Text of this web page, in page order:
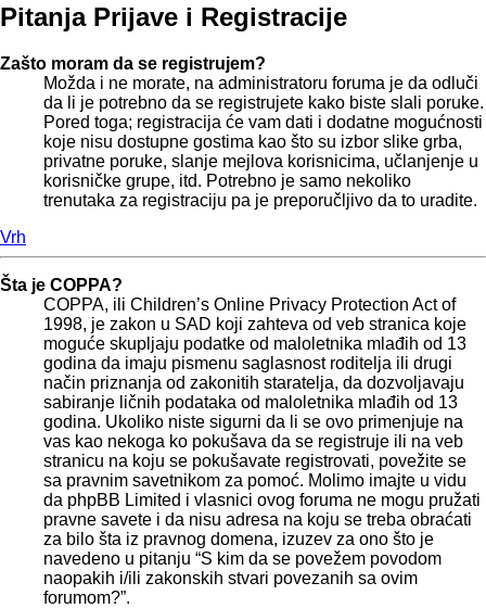
Pitanja Prijave i Registracije
Zašto moram da se registrujem?
Možda i ne morate, na administratoru foruma je da odluči
da li je potrebno da se registrujete kako biste slali poruke.
Pored toga; registracija će vam dati i dodatne mogućnosti
koje nisu dostupne gostima kao što su izbor slike grba,
privatne poruke, slanje mejlova korisnicima, učlanjenje u
korisničke grupe, itd. Potrebno je samo nekoliko
trenutaka za registraciju pa je preporučljivo da to uradite.
Vrh
Šta je COPPA?
COPPA, ili Children’s Online Privacy Protection Act of
1998, je zakon u SAD koji zahteva od veb stranica koje
moguće skupljaju podatke od maloletnika mlađih od 13
godina da imaju pismenu saglasnost roditelja ili drugi
način priznanja od zakonitih staratelja, da dozvoljavaju
sabiranje ličnih podataka od maloletnika mlađih od 13
godina. Ukoliko niste sigurni da li se ovo primenjuje na
vas kao nekoga ko pokušava da se registruje ili na veb
stranicu na koju se pokušavate registrovati, povežite se
sa pravnim savetnikom za pomoć. Molimo imajte u vidu
da phpBB Limited i vlasnici ovog foruma ne mogu pružati
pravne savete i da nisu adresa na koju se treba obraćati
za bilo šta iz pravnog domena, izuzev za ono što je
navedeno u pitanju “S kim da se povežem povodom
naopakih i/ili zakonskih stvari povezanih sa ovim
forumom?”.